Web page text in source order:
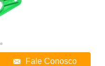
Fale Conosco